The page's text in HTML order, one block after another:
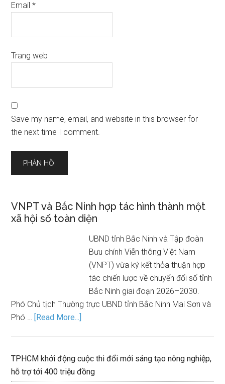
Email*
Trang web
Save my name, email, and website in this browser for
the next time I comment.
VNPT và Bắc Ninh hợp tác hình thành một
xã hội số toàn diện
UBND tỉnh Bắc Ninh và Tập đoàn
Bưu chính Viễn thông Việt Nam
(VNPT) vừa ký kết thỏa thuận hợp
tác chiến lược về chuyển đổi số tỉnh
Bắc Ninh giai đoạn 2026–2030.
Phó Chủ tịch Thường trực UBND tỉnh Bắc Ninh Mai Sơn và
Phó …
[Read More...]
TPHCM khởi động cuộc thi đổi mới sáng tạo nông nghiệp,
hỗ trợ tới 400 triệu đồng